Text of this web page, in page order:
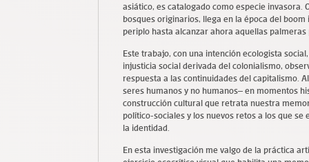
asiático, es catalogado como especie invasora.
bosques originarios, llega en la época del
periplo hasta alcanzar ahora aquellas
Este trabajo, con una intención ecologista
injusticia social derivada del colonialismo,
respuesta a las continuidades del capitalismo.
seres humanos y no humanos– en momentos
construcción cultural que retrata nuestra
político-sociales y los nuevos retos a los que
la identidad.
En esta investigación me valgo de la práctica